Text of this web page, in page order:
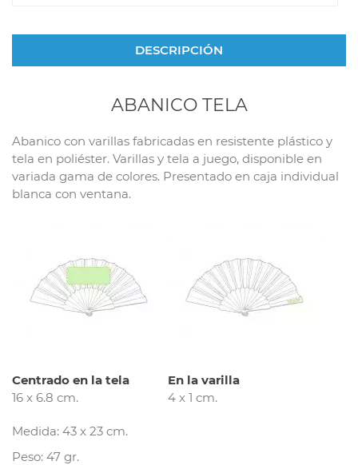
DESCRIPCIÓN
ABANICO TELA
Abanico con varillas fabricadas en resistente plástico y
tela en poliéster. Varillas y tela a juego, disponible en
variada gama de colores. Presentado en caja individual
blanca con ventana.
Centrado en la tela
16 x 6.8 cm.
En la varilla
4 x 1 cm.
Medida: 43 x 23 cm.
Peso: 47 gr.